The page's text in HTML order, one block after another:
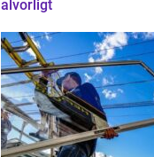
alvorligt